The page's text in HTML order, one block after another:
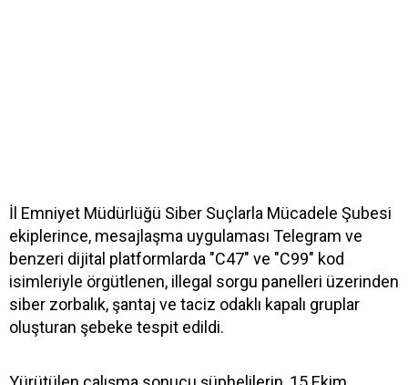
İl Emniyet Müdürlüğü Siber Suçlarla Mücadele Şubesi
ekiplerince, mesajlaşma uygulaması Telegram ve
benzeri dijital platformlarda "C47" ve "C99" kod
isimleriyle örgütlenen, illegal sorgu panelleri üzerinden
siber zorbalık, şantaj ve taciz odaklı kapalı gruplar
oluşturan şebeke tespit edildi.